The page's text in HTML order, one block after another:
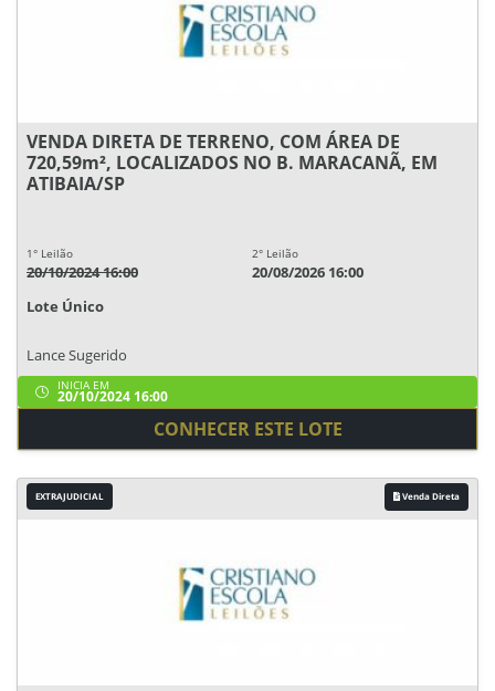
VENDA DIRETA DE TERRENO, COM ÁREA DE
720,59m², LOCALIZADOS NO B. MARACANÃ, EM
ATIBAIA/SP
1° Leilão
20/10/2024 16:00
2° Leilão
20/08/2026 16:00
Lote Único
Lance Sugerido
INICIA EM
20/10/2024 16:00
CONHECER ESTE LOTE
EXTRAJUDICIAL Venda Direta